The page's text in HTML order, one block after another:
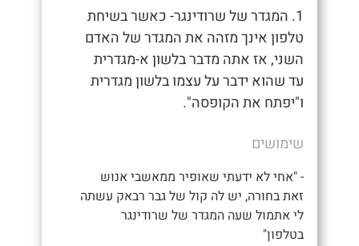
1. המגדר של שרודינגר- כאשר בשיחת
טלפון אינך מזהה את המגדר של האדם
השני, אז אתה מדבר בלשון א-מגדרית
עד שהוא ידבר על עצמו בלשון מגדרית
ו"יפתח את הקופסה".
שימושים
- "אחי לא ידעתי שאופיר ממאשבי אנוש
זאת בחורה, יש לה קול של גבר רבאק עשתה
לי אתמול שעה המגדר של שרודינגר
בטלפון"